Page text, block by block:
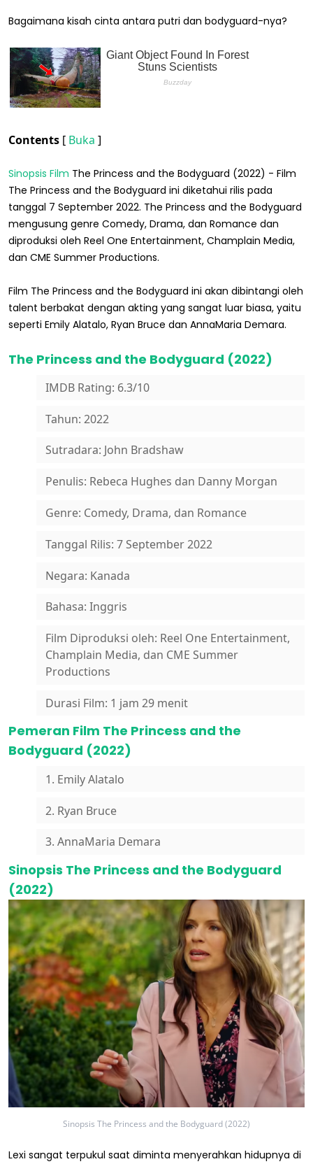
Bagaimana kisah cinta antara putri dan bodyguard-nya?
Contents [ Buka ]
Sinopsis Film The Princess and the Bodyguard (2022) - Film
The Princess and the Bodyguard ini diketahui rilis pada
tanggal 7 September 2022. The Princess and the Bodyguard
mengusung genre Comedy, Drama, dan Romance dan
diproduksi oleh Reel One Entertainment, Champlain Media,
dan CME Summer Productions.
Film The Princess and the Bodyguard ini akan dibintangi oleh
talent berbakat dengan akting yang sangat luar biasa, yaitu
seperti Emily Alatalo, Ryan Bruce dan AnnaMaria Demara.
The Princess and the Bodyguard (2022)
IMDB Rating: 6.3/10
Tahun: 2022
Sutradara: John Bradshaw
Penulis: Rebeca Hughes dan Danny Morgan
Genre: Comedy, Drama, dan Romance
Tanggal Rilis: 7 September 2022
Negara: Kanada
Bahasa: Inggris
Film Diproduksi oleh: Reel One Entertainment,
Champlain Media, dan CME Summer
Productions
Durasi Film: 1 jam 29 menit
Pemeran Film The Princess and the
Bodyguard (2022)
1. Emily Alatalo
2. Ryan Bruce
3. AnnaMaria Demara
Sinopsis The Princess and the Bodyguard
(2022)
Sinopsis The Princess and the Bodyguard (2022)
Lexi sangat terpukul saat diminta menyerahkan hidupnya di